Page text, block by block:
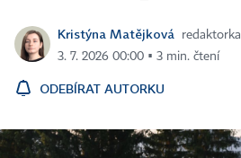
Kristýna Matějková
redaktorka
3. 7. 2026 00:00 ▪ 3 min. čtení
ODEBÍRAT AUTORKU